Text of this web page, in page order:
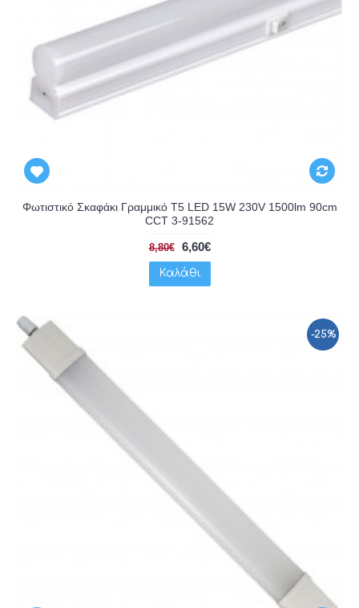
Φωτιστικό Σκαφάκι Γραμμικό T5 LED 15W 230V 1500lm 90cm
CCT 3-91562
8,80€ 6,60€
Καλάθι
-25%